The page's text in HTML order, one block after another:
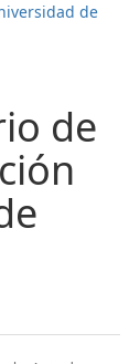
de
de